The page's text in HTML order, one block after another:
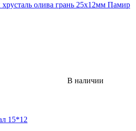
олива грань 25х12мм Памир
В наличии
15*12